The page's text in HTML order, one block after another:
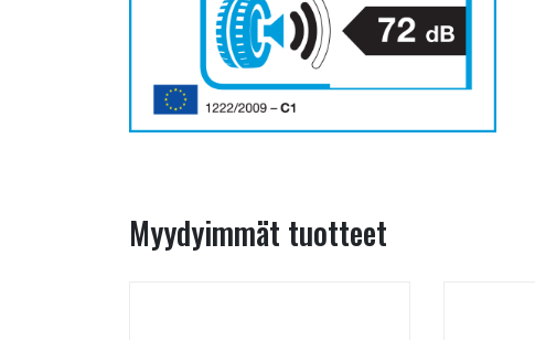
Myydyimmät tuotteet